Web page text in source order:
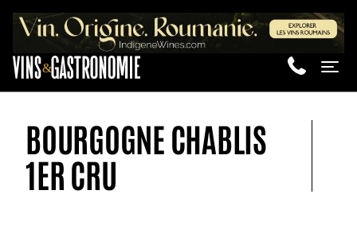
&
BOURGOGNE CHABLIS
1ER CRU